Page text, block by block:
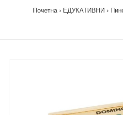
Почетна ЕДУКАТИВНИ